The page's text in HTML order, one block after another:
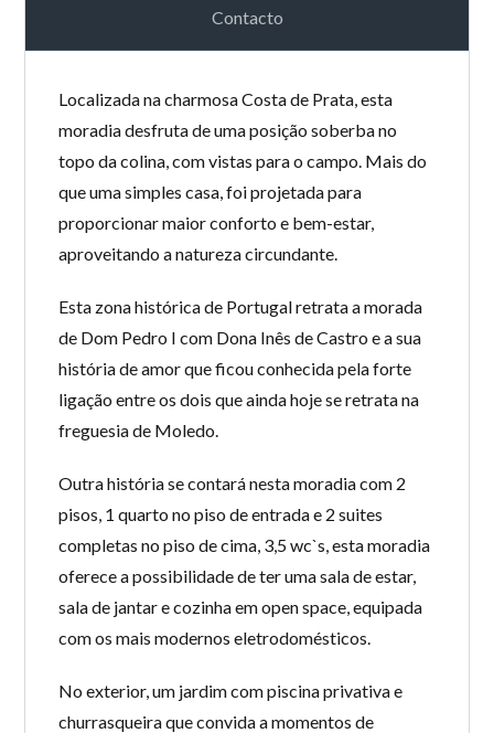
Contacto
Localizada na charmosa Costa de Prata, esta
moradia desfruta de uma posição soberba no
topo da colina, com vistas para o campo. Mais do
que uma simples casa, foi projetada para
proporcionar maior conforto e bem-estar,
aproveitando a natureza circundante.
Esta zona histórica de Portugal retrata a morada
de Dom Pedro I com Dona Inês de Castro e a sua
história de amor que ficou conhecida pela forte
ligação entre os dois que ainda hoje se retrata na
freguesia de Moledo.
Outra história se contará nesta moradia com 2
pisos, 1 quarto no piso de entrada e 2 suites
completas no piso de cima, 3,5 wc`s, esta moradia
oferece a possibilidade de ter uma sala de estar,
sala de jantar e cozinha em open space, equipada
com os mais modernos eletrodomésticos.
No exterior, um jardim com piscina privativa e
churrasqueira que convida a momentos de